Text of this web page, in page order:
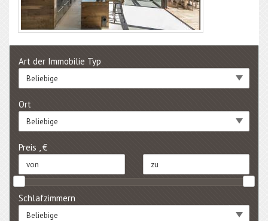
Art der Immobilie Typ
Beliebige
Ort
Beliebige
Preis , €
Schlafzimmern
Beliebige